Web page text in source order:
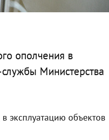
ополчения в
Министерства
объектов